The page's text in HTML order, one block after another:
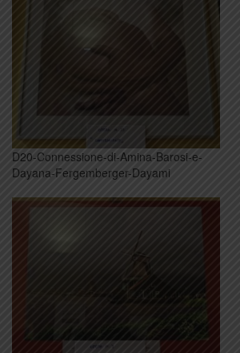
D20-Connessione-di-Amina-Barosi-e-
Dayana-Fergemberger-Dayami